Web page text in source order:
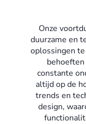
Onze
duurzame en
oplossingen
constante
altijd op de
trends en
design,